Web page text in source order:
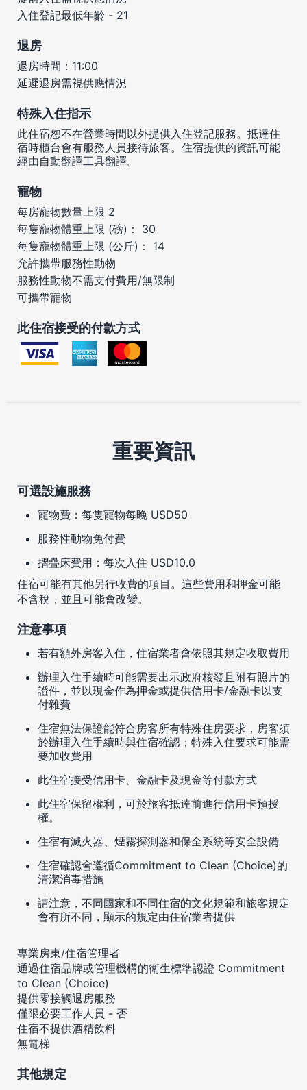
入住登記最低年齡 - 21
退房
退房時間：11:00
延遲退房需視供應情況
特殊入住指示
此住宿恕不在營業時間以外提供入住登記服務。抵達住
宿時櫃台會有服務人員接待旅客。住宿提供的資訊可能
經由自動翻譯工具翻譯。
寵物
每房寵物數量上限 2
每隻寵物體重上限 (磅)： 30
每隻寵物體重上限 (公斤)： 14
允許攜帶服務性動物
服務性動物不需支付費用/無限制
可攜帶寵物
此住宿接受的付款方式
重要資訊
可選設施服務
寵物費：每隻寵物每晚 USD50
服務性動物免付費
摺疊床費用：每次入住 USD10.0
住宿可能有其他另行收費的項目。這些費用和押金可能
不含稅，並且可能會改變。
注意事項
若有額外房客入住，住宿業者會依照其規定收取費用
辦理入住手續時可能需要出示政府核發且附有照片的
證件，並以現金作為押金或提供信用卡/金融卡以支
付雜費
住宿無法保證能符合房客所有特殊住房要求，房客須
於辦理入住手續時與住宿確認；特殊入住要求可能需
要加收費用
此住宿接受信用卡、金融卡及現金等付款方式
此住宿保留權利，可於旅客抵達前進行信用卡預授
權。
住宿有滅火器、煙霧探測器和保全系統等安全設備
住宿確認會遵循Commitment to Clean (Choice)的
清潔消毒措施
請注意，不同國家和不同住宿的文化規範和旅客規定
會有所不同，顯示的規定由住宿業者提供
專業房東/住宿管理者
通過住宿品牌或管理機構的衛生標準認證 Commitment
to Clean (Choice)
提供零接觸退房服務
僅限必要工作人員 - 否
住宿不提供酒精飲料
無電梯
其他規定